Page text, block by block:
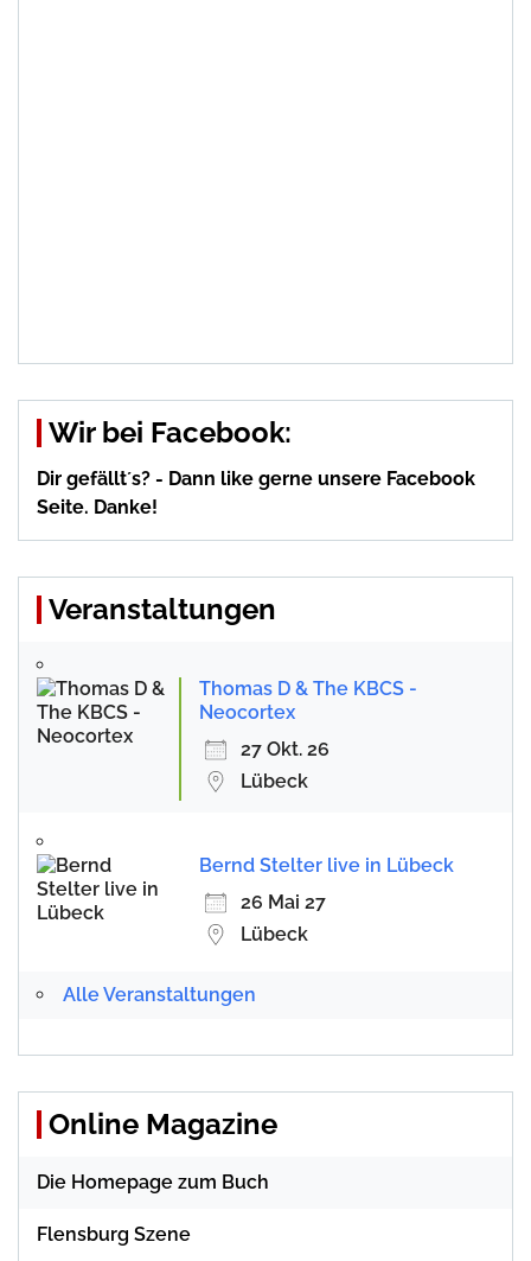
Wir bei Facebook:
Dir gefällt´s? - Dann like gerne unsere Facebook
Seite. Danke!
Veranstaltungen
Thomas D & The KBCS -
Neocortex
27 Okt. 26
Lübeck
Bernd Stelter live in Lübeck
26 Mai 27
Lübeck
Alle Veranstaltungen
Online Magazine
Die Homepage zum Buch
Flensburg Szene